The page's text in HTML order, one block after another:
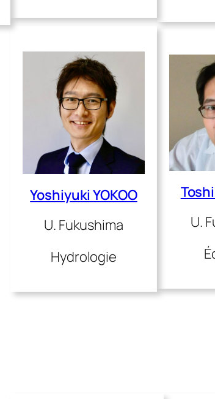
Yoshiyuki YOKOO
U. Fukushima
Hydrologie
U.